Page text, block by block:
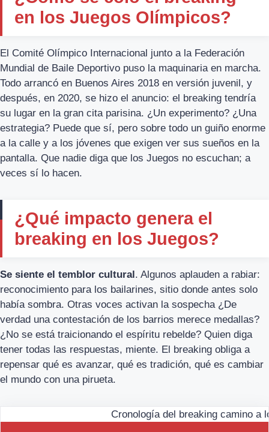
en los Juegos Olímpicos?
El Comité Olímpico Internacional junto a la Federación
Mundial de Baile Deportivo puso la maquinaria en marcha.
Todo arrancó en Buenos Aires 2018 en versión juvenil, y
después, en 2020, se hizo el anuncio: el breaking tendría
su lugar en la gran cita parisina. ¿Un experimento? ¿Una
estrategia? Puede que sí, pero sobre todo un guiño enorme
a la calle y a los jóvenes que exigen ver sus sueños en la
pantalla. Que nadie diga que los Juegos no escuchan; a
veces sí lo hacen.
¿Qué impacto genera el
breaking en los Juegos?
Se siente el temblor cultural. Algunos aplauden a rabiar:
reconocimiento para los bailarines, sitio donde antes solo
había sombra. Otras voces activan la sospecha ¿De
verdad una contestación de los barrios merece medallas?
¿No se está traicionando el espíritu rebelde? Quien diga
tener todas las respuestas, miente. El breaking obliga a
repensar qué es avanzar, qué es tradición, qué es cambiar
el mundo con una pirueta.
Cronología del breaking camino a